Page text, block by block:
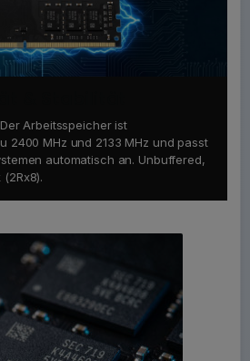
Arbeitsspeicher ist
2400 MHz und 2133 MHz und passt
automatisch an. Unbuffered,